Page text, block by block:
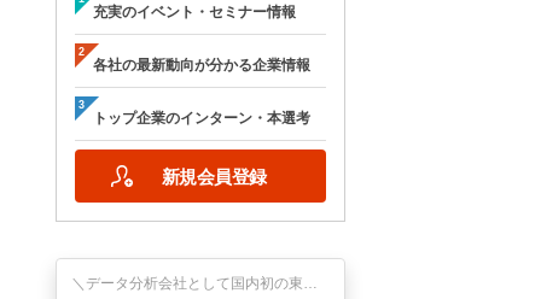
充実のイベント・セミナー情報
各社の最新動向が分かる企業情報
トップ企業のインターン・本選考
新規会員登録
＼データ分析会社として国内初の東証